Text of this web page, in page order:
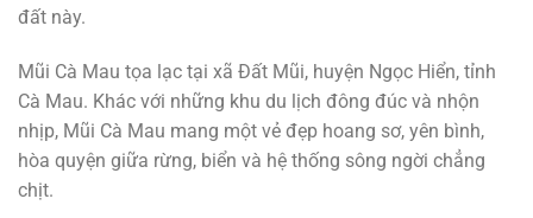
đất này.
Mũi Cà Mau tọa lạc tại xã Đất Mũi, huyện Ngọc Hiển, tỉnh
Cà Mau. Khác với những khu du lịch đông đúc và nhộn
nhịp, Mũi Cà Mau mang một vẻ đẹp hoang sơ, yên bình,
hòa quyện giữa rừng, biển và hệ thống sông ngời chẳng
chịt.